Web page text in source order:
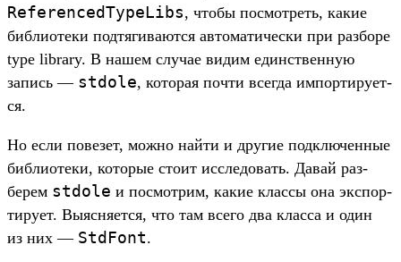
ReferencedTypeLibs, что­бы пос­мотреть, какие
биб­лиоте­ки под­тягива­ются авто­мати­чес­ки при раз­боре
type library. В нашем слу­чае видим единс­твен­ную
запись — stdole, которая поч­ти всег­да импорти­рует­
ся.
Но если повезет, мож­но най­ти и дру­гие под­клю­чен­ные
биб­лиоте­ки, которые сто­ит иссле­довать. Давай раз­
берем stdole и пос­мотрим, какие клас­сы она экспор­
тиру­ет. Выяс­няет­ся, что там все­го два клас­са и один
из них — StdFont.